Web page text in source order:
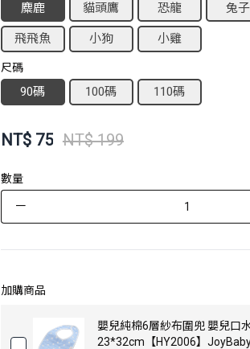
麋鹿 貓頭鷹 恐龍 兔子
飛飛魚 小狗 小雞
尺碼
90碼 100碼 110碼
NT$75 NT$ 199
數量
－
加購商品
嬰兒純棉6層紗布圍兜 嬰兒口
23*32cm【HY2006】